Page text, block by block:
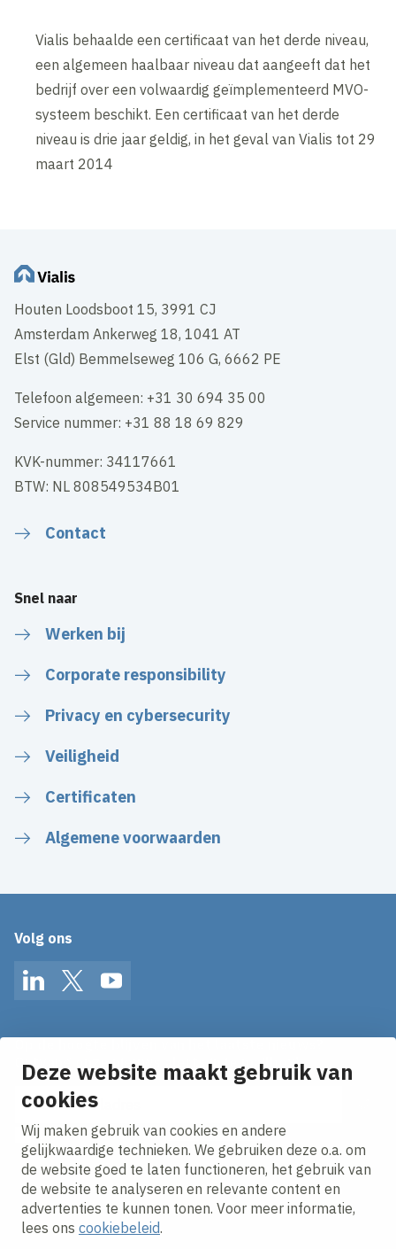
Deze website maakt gebruik van
cookies
Wij maken gebruik van cookies en andere
gelijkwaardige technieken. We gebruiken deze o.a. om
de website goed te laten functioneren, het gebruik van
de website te analyseren en relevante content en
advertenties te kunnen tonen. Voor meer informatie,
lees ons cookiebeleid.
Vialis behaalde een certificaat van het derde niveau,
een algemeen haalbaar niveau dat aangeeft dat het
bedrijf over een volwaardig geïmplementeerd MVO-
systeem beschikt. Een certificaat van het derde
niveau is drie jaar geldig, in het geval van Vialis tot 29
maart 2014
Houten Loodsboot 15, 3991 CJ
Amsterdam Ankerweg 18, 1041 AT
Elst (Gld) Bemmelseweg 106 G, 6662 PE
Telefoon algemeen: +31 30 694 35 00
Service nummer: +31 88 18 69 829
KVK-nummer: 34117661
BTW: NL 808549534B01
Contact
Snel naar
Werken bij
Corporate responsibility
Privacy en cybersecurity
Veiligheid
Certificaten
Algemene voorwaarden
Volg ons
LinkedInTwitterYouTube
Ontvang onze nieuws alerts in je mailbox!
E-mailadres
Ik ga akkoord met hetprivacy statement.